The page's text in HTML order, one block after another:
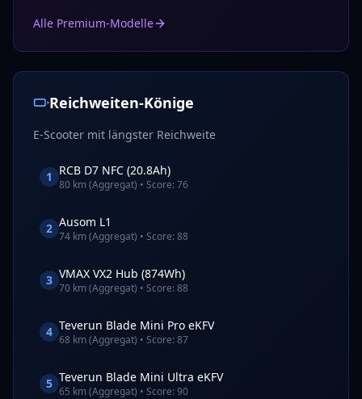
Alle Premium-Modelle
Reichweiten-Könige
E-Scooter mit längster Reichweite
1 RCB D7 NFC (20.8Ah)
80 km (Aggregat) • Score:76
2 Ausom L1
74 km (Aggregat) • Score:88
3 VMAX VX2 Hub (874Wh)
70 km (Aggregat) • Score:88
4 Teverun Blade Mini Pro eKFV
68 km (Aggregat) • Score:87
5 Teverun Blade Mini Ultra eKFV
65 km (Aggregat) • Score: 90